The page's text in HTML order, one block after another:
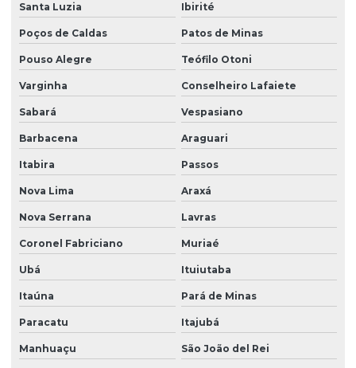
Santa Luzia Ibirité
Poços de Caldas Patos de Minas
Pouso Alegre Teófilo Otoni
Varginha Conselheiro Lafaiete
Sabará Vespasiano
Barbacena Araguari
Itabira Passos
Nova Lima Araxá
Nova Serrana Lavras
Coronel Fabriciano Muriaé
Ubá Ituiutaba
Itaúna Pará de Minas
Paracatu Itajubá
Manhuaçu São João del Rei